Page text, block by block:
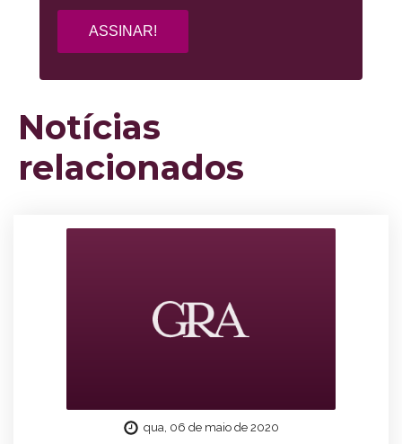
Notícias
relacionados
qua, 06 de maio de 2020